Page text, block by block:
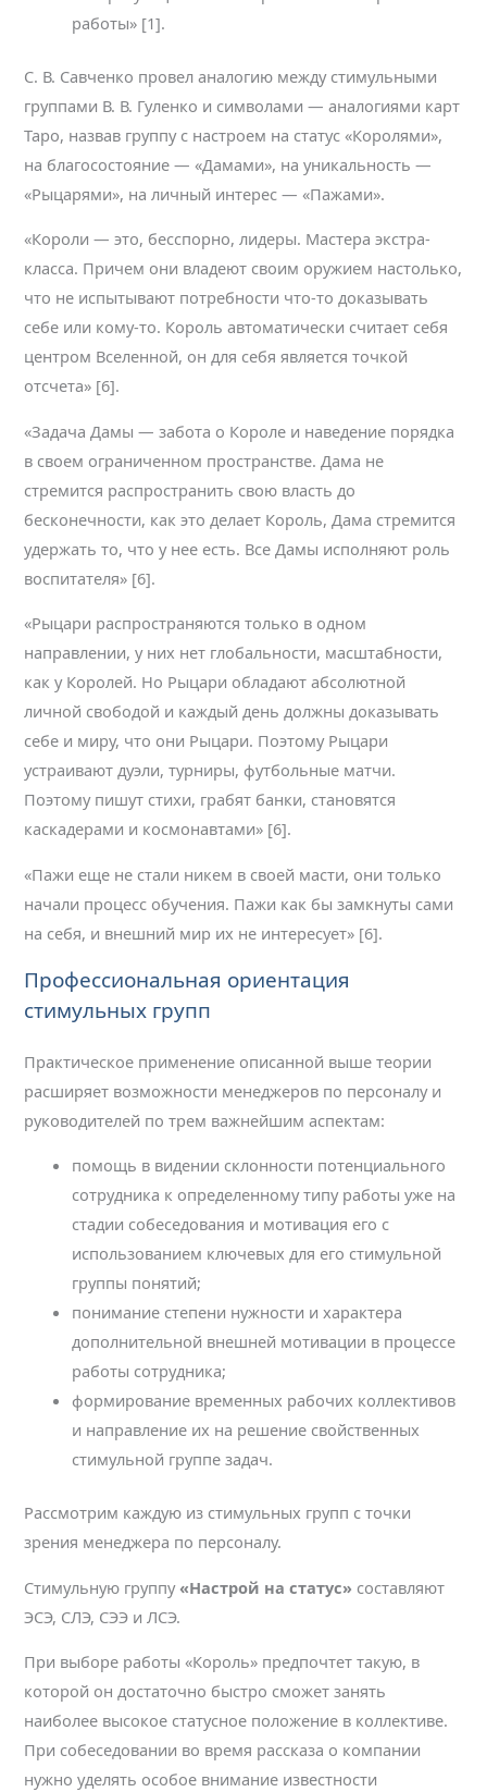
работы» [1].
С. В. Савченко провел аналогию между стимульными
группами В. В. Гуленко и символами — аналогиями карт
Таро, назвав группу с настроем на статус «Королями»,
на благосостояние — «Дамами», на уникальность —
«Рыцарями», на личный интерес — «Пажами».
«Короли — это, бесспорно, лидеры. Мастера экстра-
класса. Причем они владеют своим оружием настолько,
что не испытывают потребности что-то доказывать
себе или кому-то. Король автоматически считает себя
центром Вселенной, он для себя является точкой
отсчета» [6].
«Задача Дамы — забота о Короле и наведение порядка
в своем ограниченном пространстве. Дама не
стремится распространить свою власть до
бесконечности, как это делает Король, Дама стремится
удержать то, что у нее есть. Все Дамы исполняют роль
воспитателя» [6].
«Рыцари распространяются только в одном
направлении, у них нет глобальности, масштабности,
как у Королей. Но Рыцари обладают абсолютной
личной свободой и каждый день должны доказывать
себе и миру, что они Рыцари. Поэтому Рыцари
устраивают дуэли, турниры, футбольные матчи.
Поэтому пишут стихи, грабят банки, становятся
каскадерами и космонавтами» [6].
«Пажи еще не стали никем в своей масти, они только
начали процесс обучения. Пажи как бы замкнуты сами
на себя, и внешний мир их не интересует» [6].
Профессиональная ориентация
стимульных групп
Практическое применение описанной выше теории
расширяет возможности менеджеров по персоналу и
руководителей по трем важнейшим аспектам:
помощь в видении склонности потенциального
сотрудника к определенному типу работы уже на
стадии собеседования и мотивация его с
использованием ключевых для его стимульной
группы понятий;
понимание степени нужности и характера
дополнительной внешней мотивации в процессе
работы сотрудника;
формирование временных рабочих коллективов
и направление их на решение свойственных
стимульной группе задач.
Рассмотрим каждую из стимульных групп с точки
зрения менеджера по персоналу.
Стимульную группу «Настрой на статус» составляют
ЭСЭ, СЛЭ, СЭЭ и ЛСЭ.
При выборе работы «Король» предпочтет такую, в
которой он достаточно быстро сможет занять
наиболее высокое статусное положение в коллективе.
При собеседовании во время рассказа о компании
нужно уделять особое внимание известности